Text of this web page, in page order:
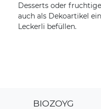
Desserts oder
auch als Dekoartikel
Leckerli befüllen.
BIOZOYG